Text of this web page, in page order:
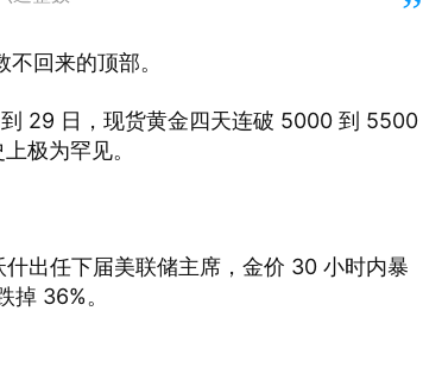
回来的顶部。
29 日，现货黄金四天连破 5000 到 5500
极为罕见。
出任下届美联储主席，金价 30 小时内暴
36%。